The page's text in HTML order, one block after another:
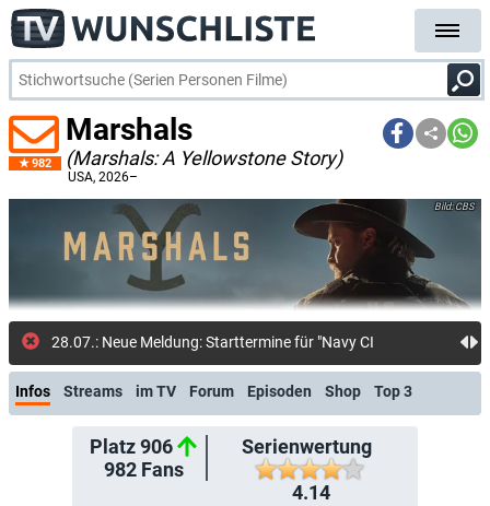
982
Marshals
(Marshals: A Yellowstone Story)
USA, 2026–
CBS
Infos Streams im TV Forum Episoden Shop Top 3
Platz 906
982Fans
Serienwertung
4.14